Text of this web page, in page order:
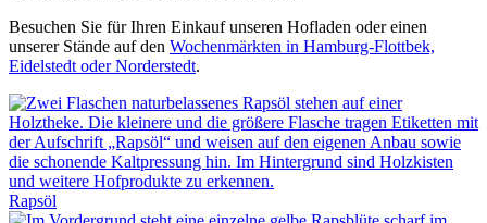
Besuchen Sie für Ihren Einkauf unseren Hofladen oder einen
unserer Stände auf den Wochenmärkten in Hamburg-Flottbek,
Eidelstedt oder Norderstedt.
Rapsöl